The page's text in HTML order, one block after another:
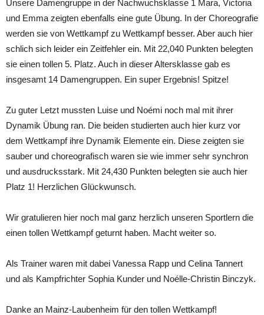
Unsere Damengruppe in der Nachwuchsklasse 1 Mara, Victoria
und Emma zeigten ebenfalls eine gute Übung. In der Choreografie
werden sie von Wettkampf zu Wettkampf besser. Aber auch hier
schlich sich leider ein Zeitfehler ein. Mit 22,040 Punkten belegten
sie einen tollen 5. Platz. Auch in dieser Altersklasse gab es
insgesamt 14 Damengruppen. Ein super Ergebnis! Spitze!
Zu guter Letzt mussten Luise und Noémi noch mal mit ihrer
Dynamik Übung ran. Die beiden studierten auch hier kurz vor
dem Wettkampf ihre Dynamik Elemente ein. Diese zeigten sie
sauber und choreografisch waren sie wie immer sehr synchron
und ausdrucksstark. Mit 24,430 Punkten belegten sie auch hier
Platz 1! Herzlichen Glückwunsch.
Wir gratulieren hier noch mal ganz herzlich unseren Sportlern die
einen tollen Wettkampf geturnt haben. Macht weiter so.
Als Trainer waren mit dabei Vanessa Rapp und Celina Tannert
und als Kampfrichter Sophia Kunder und Noélle-Christin Binczyk.
Danke an Mainz-Laubenheim für den tollen Wettkampf!